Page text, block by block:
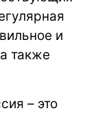
и
также
– это